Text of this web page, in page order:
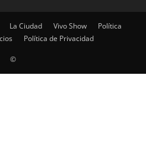
La Ciudad Vivo Show
Política
Política de Privacidad
©